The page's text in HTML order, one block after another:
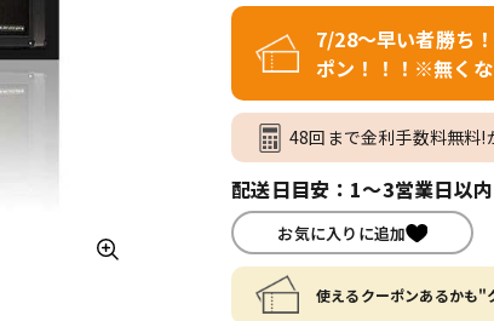
7/28～早い者勝ち
ポン！！！※無く
48回まで金利手数料無料!
配送日目安：1～3営業日以
お気に入りに追加
使えるクーポンあるかも